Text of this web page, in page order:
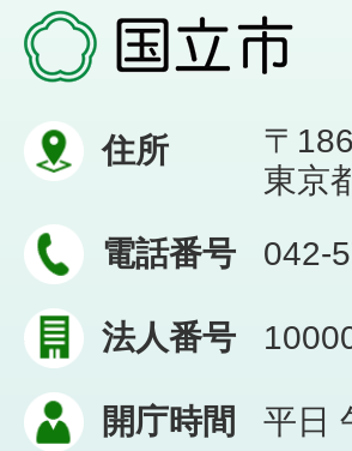
住所
〒
東京
電話番号
042-
法人番号
開庁時間 平日